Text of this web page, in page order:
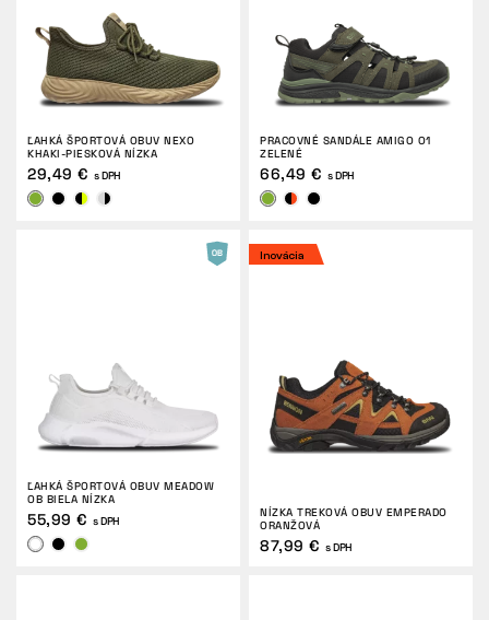
ĽAHKÁ ŠPORTOVÁ OBUV NEXO
KHAKI-PIESKOVÁ NÍZKA
29,49 € s DPH
PRACOVNÉ SANDÁLE AMIGO O1
ZELENÉ
66,49 € s DPH
ĽAHKÁ ŠPORTOVÁ OBUV MEADOW
OB BIELA NÍZKA
55,99 € s DPH
Inovácia
NÍZKA TREKOVÁ OBUV EMPERADO
ORANŽOVÁ
87,99 € s DPH